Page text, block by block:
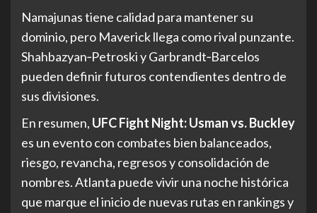
Namajunas tiene calidad para mantener su
dominio, pero Maverick llega como rival punzante.
Shahbazyan‑Petroski y Garbrandt‑Barcelos
pueden definir futuros contendientes dentro de
sus divisiones.
En resumen, UFC Fight Night: Usman vs. Buckley
es un evento con combates bien balanceados,
riesgo, revancha, regresos y consolidación de
nombres. Atlanta puede vivir una noche histórica
que marque el inicio de nuevas rutas en rankings y